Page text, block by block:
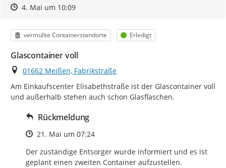
Zeitpunkt des Erstellens
Zeitpunkt des Erstellens
4. Mai um 10:09Zur Äußerung
Kategorie
vermüllte Containerstandorte Status
Erledigt
Glascontainer voll
Ort
01662 Meißen, Fabrikstraße
Am Einkaufscenter Elisabethstraße ist der Glascontainer voll
und außerhalb stehen auch schon Glasflaschen.
Rückmeldung
Zeitpunkt des Erstellens
21. Mai um 07:24
Der zuständige Entsorger wurde informiert und es ist
geplant einen zweiten Container aufzustellen.